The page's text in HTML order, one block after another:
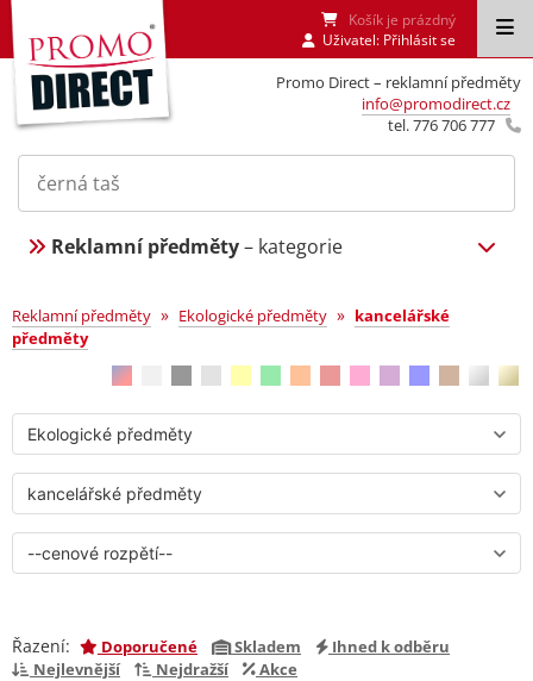
Promo Direct – reklamní předměty
info@promodirect.cz
tel. 776 706 777
Košík je prázdný
Uživatel: Přihlásit se
Reklamní předměty– kategorie
kancelářské předměty
Reklamní předměty » Ekologické předměty » kancelářské
předměty
Řazení: Doporučené Skladem
Ihned k odběru
Nejlevnější
Nejdražší Akce